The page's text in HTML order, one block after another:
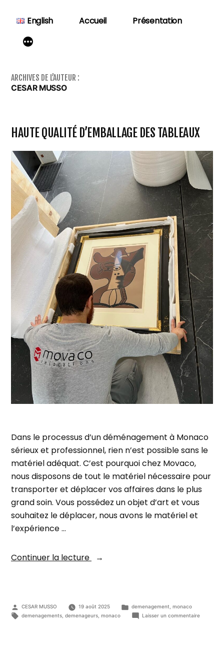
English Accueil Présentation
ARCHIVES DE L’AUTEUR :
CESAR MUSSO
HAUTE QUALITÉ D’EMBALLAGE DES TABLEAUX
Dans le processus d’un déménagement à Monaco
sérieux et professionnel, rien n’est possible sans le
matériel adéquat. C’est pourquoi chez Movaco,
nous disposons de tout le matériel nécessaire pour
transporter et déplacer vos affaires dans le plus
grand soin. Vous possédez un objet d’art et vous
souhaitez le déplacer, nous avons le matériel et
l’expérience …
Continuer la lecture
« Haute
tableaux »
Publié
par
CESAR MUSSO 19 août 2025
Publié
dans
demenagement monaco
Étiquettes :
demenagements, demenageurs, monaco Laisser un commentairesur